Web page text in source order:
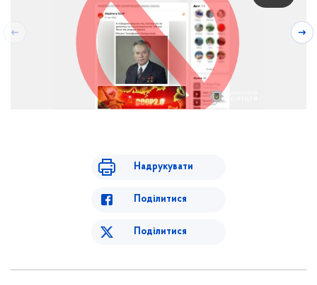
Надрукувати
Поділитися
Поділитися